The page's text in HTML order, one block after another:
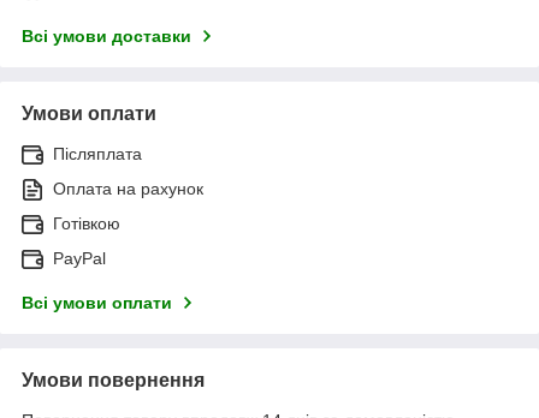
Всі умови доставки
Умови оплати
Післяплата
Оплата на рахунок
Готівкою
PayPal
Всі умови оплати
Умови повернення